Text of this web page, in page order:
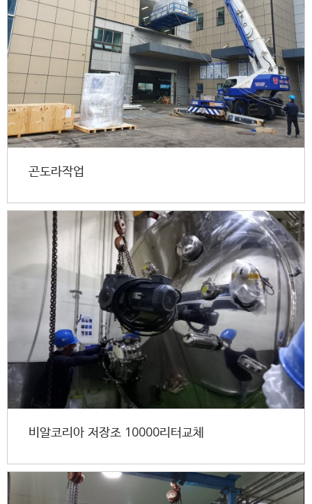
곤도라작업
비알코리아 저장조 10000리터교체